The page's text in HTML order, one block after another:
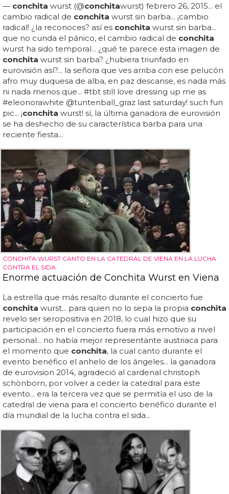
— conchita wurst (@conchitawurst) febrero 26, 2015... el
cambio radical de conchita wurst sin barba... ¡cambio
radical! ¿la reconoces? así es conchita wurst sin barba...
que no cunda el pánico, el cambio radical de conchita
wurst ha sido temporal... ¿qué te parece esta imagen de
conchita wurst sin barba? ¿hubiera triunfado en
eurovisión así?... la señora que ves arriba con ese pelucón
afro muy duquesa de alba, en paz descanse, es nada más
ni nada menos que... #tbt still love dressing up me as
#eleonorawhite @tuntenball_graz last saturday! such fun
pic... ¡conchita wurst! sí, la última ganadora de eurovisión
se ha deshecho de su característica barba para una
reciente fiesta...
CONCHITA WURST CANTO EN LA CATEDRAL DE VIENA EN LA LUCHA
CONTRA EL SIDA
Enorme actuación de Conchita Wurst en Viena
La estrella que más resalto durante el concierto fue
conchita wurst... para quien no lo sepa la propia conchita
revelo ser seropositiva en 2018, lo cual hizo que su
participación en el concierto fuera más emotivo a nivel
personal... no había mejor representante austriaca para
el momento que conchita, la cual canto durante el
evento benéfico el anhelo de los ángeles... la ganadora
de eurovision 2014, agradeció al cardenal christoph
schönborn, por volver a ceder la catedral para este
evento... era la tercera vez que se permitía el uso de la
catedral de viena para el concierto benéfico durante el
día mundial de la lucha contra el sida...